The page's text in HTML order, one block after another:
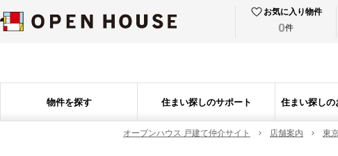
お気に入り物件
0件
物件を探す 住まい探しのサポート 住まい探しの
オープンハウス 戸建て仲介サイト 店舗案内 東